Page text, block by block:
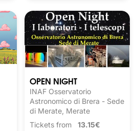
OPEN NIGHT
INAF Osservatorio
Astronomico di Brera - Sede
di Merate, Merate
Tickets from 13.15€